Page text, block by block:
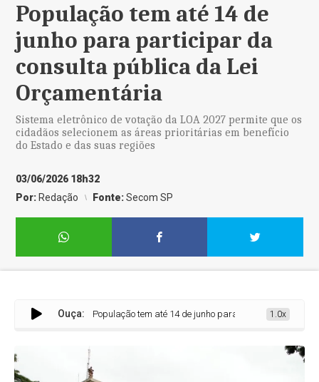
População tem até 14 de
junho para participar da
consulta pública da Lei
Orçamentária
Sistema eletrônico de votação da LOA 2027 permite que os
cidadãos selecionem as áreas prioritárias em benefício
do Estado e das suas regiões
03/06/2026 18h32
Por: Redação Fonte:Secom SP
Ouça:População tem até 14 de junho para participar da1.0x